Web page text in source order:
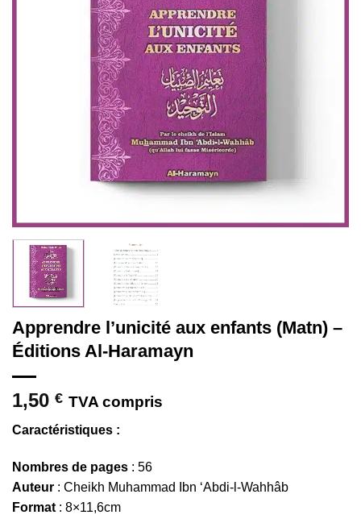
Apprendre l’unicité aux enfants (Matn) –
Éditions Al-Haramayn
1,50 € TVA compris
Caractéristiques :
Nombres de pages : 56
Auteur : Cheikh Muhammad Ibn ‘Abdi-l-Wahhâb
Format : 8×11,6cm